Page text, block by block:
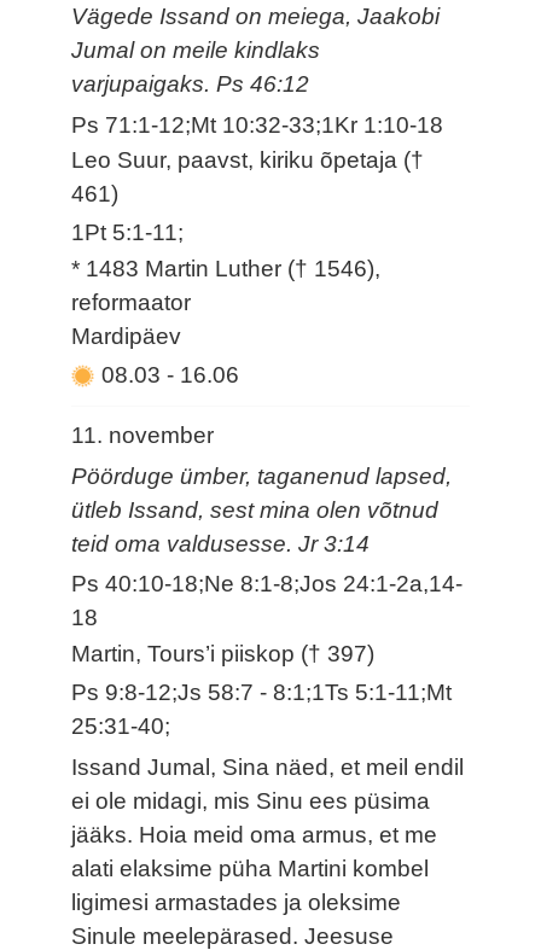
Vägede Issand on meiega, Jaakobi
Jumal on meile kindlaks
varjupaigaks. Ps 46:12
Ps 71:1-12;Mt 10:32-33;1Kr 1:10-18
Leo Suur, paavst, kiriku õpetaja (†
461)
1Pt 5:1-11;
* 1483 Martin Luther († 1546),
reformaator
Mardipäev
08.03- 16.06
11. november
Pöörduge ümber, taganenud lapsed,
ütleb Issand, sest mina olen võtnud
teid oma valdusesse. Jr 3:14
Ps 40:10-18;Ne 8:1-8;Jos 24:1-2a,14-
18
Martin, Tours’i piiskop († 397)
Ps 9:8-12;Js 58:7 - 8:1;1Ts 5:1-11;Mt
25:31-40;
Issand Jumal, Sina näed, et meil endil
ei ole midagi, mis Sinu ees püsima
jääks. Hoia meid oma armus, et me
alati elaksime püha Martini kombel
ligimesi armastades ja oleksime
Sinule meelepärased. Jeesuse